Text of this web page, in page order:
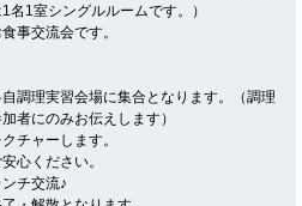
名1室シングルルームです。）
事交流会です。
調理実習会場に集合となります。（調理
者にのみお伝えします）
チャーします。
心ください。
チ交流♪